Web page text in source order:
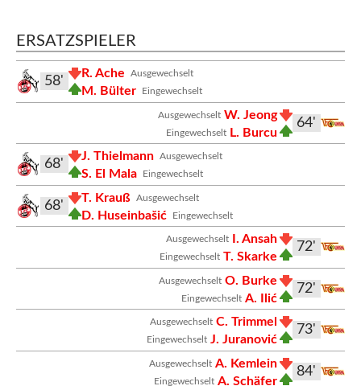
ERSATZSPIELER
Ausgewechselt
R. Ache
Eingewechselt
M. Bülter
58'
64'
Ausgewechselt W. Jeong
Eingewechselt L. Burcu
Ausgewechselt
J. Thielmann
Eingewechselt
S. El Mala
68'
Ausgewechselt
T. Krauß
Eingewechselt
D. Huseinbašić
68'
72'
Ausgewechselt I. Ansah
Eingewechselt T. Skarke
72'
Ausgewechselt O. Burke
Eingewechselt A. Ilić
73'
Ausgewechselt C. Trimmel
Eingewechselt J. Juranović
84'
Ausgewechselt A. Kemlein
Eingewechselt A. Schäfer